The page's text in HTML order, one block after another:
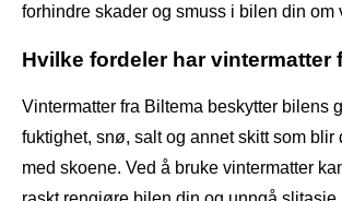
forhindre skader og smuss i bilen din om
Hvilke fordeler har vintermatter
Vintermatter fra Biltema beskytter bilens
fuktighet, snø, salt og annet skitt som blir
med skoene. Ved å bruke vintermatter